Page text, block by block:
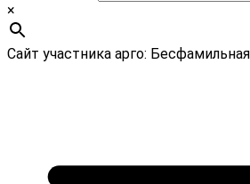
×
Сайт участника арго: